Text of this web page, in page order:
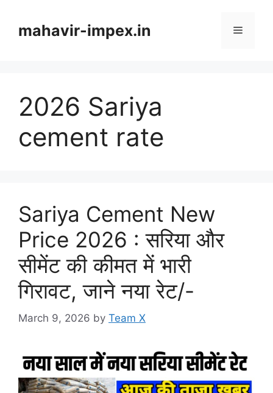
contentmahavir-impex.in Menu
2026 Sariya
cement rate
Sariya Cement New
Price 2026 : सरिया और
सीमेंट की कीमत में भारी
गिरावट, जाने नया रेट/-
March 9, 2026 by Team X